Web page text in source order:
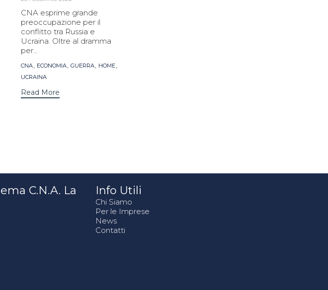
CNA esprime grande
preoccupazione per il
conflitto tra Russia e
Ucraina. Oltre al dramma
per...
Tags
CNA, ECONOMIA, GUERRA, HOME,
UCRAINA
Read More
C.N.A. La
Info Utili
Chi Siamo
Per le Imprese
News
Contatti